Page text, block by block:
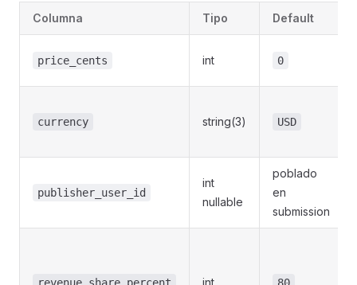
Columna Tipo Default
price_cents int 0
currency string(3) USD
publisher_user_id
int
nullable
poblado
en
submission
int